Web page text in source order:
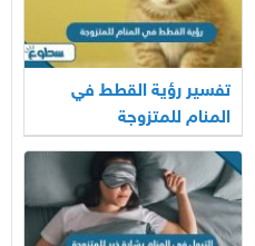
تفسير رؤية القطط في
المنام للمتزوجة